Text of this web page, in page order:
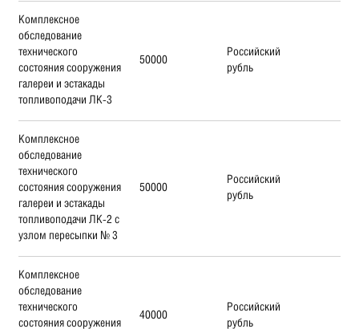
Комплексное
обследование
технического
состояния сооружения
галереи и эстакады
топливоподачи ЛК-3
50000
Российский
рубль
Комплексное
обследование
технического
состояния сооружения
галереи и эстакады
топливоподачи ЛК-2 с
узлом пересыпки № 3
50000
Российский
рубль
Комплексное
обследование
технического
состояния сооружения
40000
Российский
рубль